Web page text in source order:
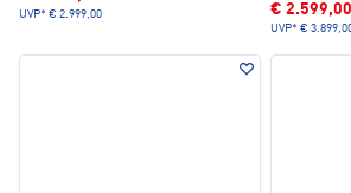
UVP* € 2.999,00 € 2.599,00
UVP* €